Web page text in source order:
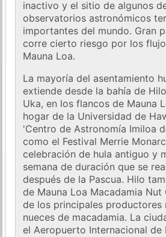
inactivo y el sitio de algunos
observatorios astronómicos
importantes del mundo. Gran
corre cierto riesgo por los
Mauna Loa.
La mayoría del asentamiento
extiende desde la bahía de
Uka, en los flancos de Mauna
hogar de la Universidad de
'Centro de Astronomía Imiloa
como el Festival Merrie
celebración de hula antiguo y
semana de duración que se
después de la Pascua. Hilo
de Mauna Loa Macadamia
de los principales productores
nueces de macadamia. La
el Aeropuerto Internacional de